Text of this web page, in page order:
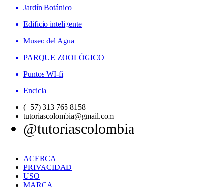
Jardín Botánico
Edificio inteligente
Museo del Agua
PARQUE ZOOLÓGICO
Puntos WI-fi
Encicla
(+57) 313 765 8158
tutoriascolombia@gmail.com
@tutoriascolombia
ACERCA
PRIVACIDAD
USO
MARCA